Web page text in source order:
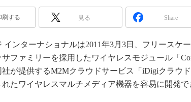
人テク展
スマート工場EXPO
AUTOMOTIVE
産業オープンネ
車載ソ
無償設
3Dプ
刷する 見る Share
ンターナショナルは2011年3月3日、フリースケ
ファミリーを採用したワイヤレスモジュール「
社が提供するM2Mクラウドサービス「iDigiクラウ
れたワイヤレスマルチメディア機器を容易に開発で